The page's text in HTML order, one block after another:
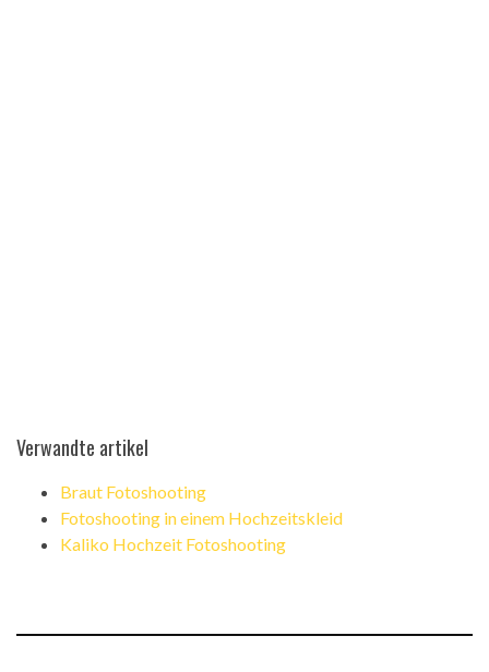
Verwandte artikel
Braut Fotoshooting
Fotoshooting in einem Hochzeitskleid
Kaliko Hochzeit Fotoshooting